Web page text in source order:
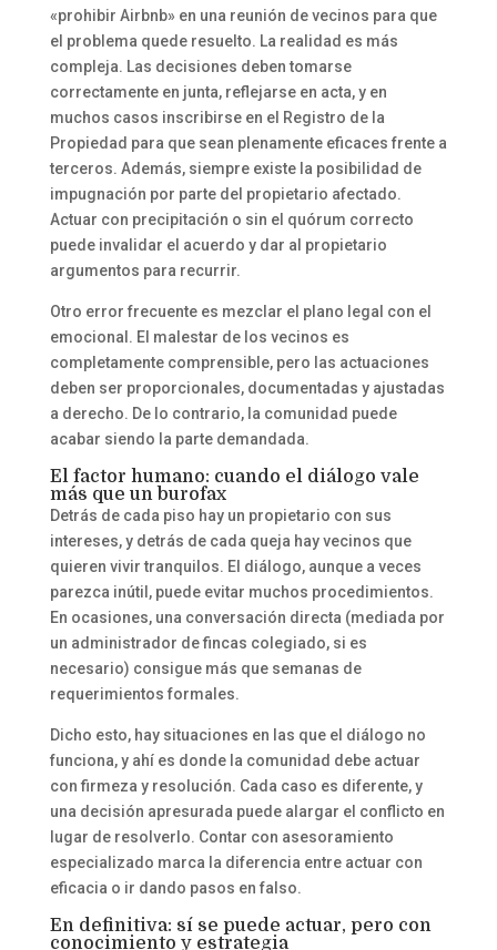
«prohibir Airbnb» en una reunión de vecinos para que
el problema quede resuelto. La realidad es más
compleja. Las decisiones deben tomarse
correctamente en junta, reflejarse en acta, y en
muchos casos inscribirse en el Registro de la
Propiedad para que sean plenamente eficaces frente a
terceros. Además, siempre existe la posibilidad de
impugnación por parte del propietario afectado.
Actuar con precipitación o sin el quórum correcto
puede invalidar el acuerdo y dar al propietario
argumentos para recurrir.
Otro error frecuente es mezclar el plano legal con el
emocional. El malestar de los vecinos es
completamente comprensible, pero las actuaciones
deben ser proporcionales, documentadas y ajustadas
a derecho. De lo contrario, la comunidad puede
acabar siendo la parte demandada.
El factor humano: cuando el diálogo vale
más que un burofax
Detrás de cada piso hay un propietario con sus
intereses, y detrás de cada queja hay vecinos que
quieren vivir tranquilos. El diálogo, aunque a veces
parezca inútil, puede evitar muchos procedimientos.
En ocasiones, una conversación directa (mediada por
un administrador de fincas colegiado, si es
necesario) consigue más que semanas de
requerimientos formales.
Dicho esto, hay situaciones en las que el diálogo no
funciona, y ahí es donde la comunidad debe actuar
con firmeza y resolución. Cada caso es diferente, y
una decisión apresurada puede alargar el conflicto en
lugar de resolverlo. Contar con asesoramiento
especializado marca la diferencia entre actuar con
eficacia o ir dando pasos en falso.
En definitiva: sí se puede actuar, pero con
conocimiento y estrategia